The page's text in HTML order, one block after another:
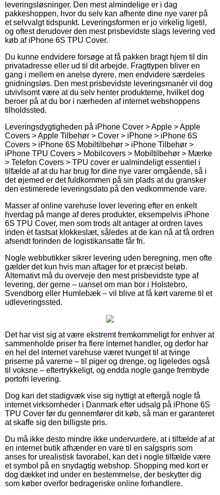
leveringsløsninger. Den mest almindelige er i dag
pakkeshoppen, hvor du selv kan afhente dine nye varer på
et selvvalgt tidspunkt. Leveringsformen er jo virkelig ligetil,
og oftest derudover den mest prisbevidste slags levering ved
køb af iPhone 6S TPU Cover.
Du kunne endvidere forsøge at få pakken bragt hjem til din
privatadresse eller ud til dit arbejde. Fragttypen bliver en
gang i mellem en anelse dyrere, men endvidere særdeles
gnidningsløs. Den mest prisbevidste leveringsmanér vil dog
utvivlsomt være at du selv henter produkterne, hvilket dog
beroer på at du bor i nærheden af internet webshoppens
tilholdssted.
Leveringsdygtigheden på iPhone Cover > Apple > Apple
Covers > Apple Tilbehør > Cover > iPhone > iPhone 6S
Covers > iPhone 6S Mobiltilbehør > iPhone Tilbehør >
iPhone TPU Covers > Mobilcovers > Mobiltilbehør > Mærke
> Telefon Covers > TPU cover er ualmindeligt essentiel i
tilfælde af at du har brug for dine nye varer omgående, så i
det øjemed er det fuldkommen på sin plads at du gransker
den estimerede leveringsdato på den vedkommende vare.
Masser af online varehuse lover levering efter en enkelt
hverdag på mange af deres produkter, eksempelvis iPhone
6S TPU Cover, men som trods alt antager at ordren laves
inden et fastsat klokkeslæt, således at de kan nå at få ordren
afsendt forinden de logistikansatte får fri.
Nogle webbutikker sikrer levering uden beregning, men ofte
gælder det kun hvis man aftager for et præcist beløb.
Alternativt må du overveje den mest prisbevidste type af
levering, der gerne – uanset om man bor i Holstebro,
Svendborg eller Humlebæk – vil blive at få kørt varerne til et
udleveringssted.
Det har vist sig at være ekstremt fremkommeligt for enhver at
sammenholde priser fra flere internet handler, og derfor har
en hel del internet varehuse været tvunget til at tvinge
priserne på varerne – til piger og drenge, og ligeledes også
til voksne – eftertrykkeligt, og endda nogle gange frembyde
portofri levering.
Dog kan det stadigvæk vise sig nyttigt at eftergå nogle få
internet virksomheder i Danmark efter udsalg på iPhone 6S
TPU Cover før du gennemfører dit køb, så man er garanteret
at skaffe sig den billigste pris.
Du må ikke desto mindre ikke undervurdere, at i tilfælde af at
en internet butik afhænder en vare til en salgspris som
anses for urealistisk favorabel, kan det i nogle tilfælde være
et symbol på en snydagtig webshop. Shopping med kort er
dog dækket ind under en bestemmelse, der beskytter dig
som køber overfor bedrageriske online forhandlere.